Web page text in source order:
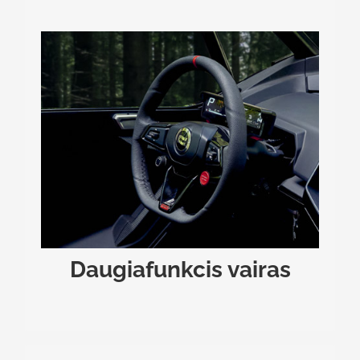
Daugiafunkcis vairas
DAUGIAFUNKCIS VAIRAS
Pasižymėdamas sportinių automobilių įkvėptu
dizainu, daugiafunkcis vairas leidžia valdyti
daugybę bagio funkcijų, įskaitant ir variklio
paleidimą ant vairo integruotu mygtuku.
Reguliuokite įvairius nustatymus, pagarsinkite
muziką ir dar daugiau – nė nepatraukdami rankų
nuo vairo.